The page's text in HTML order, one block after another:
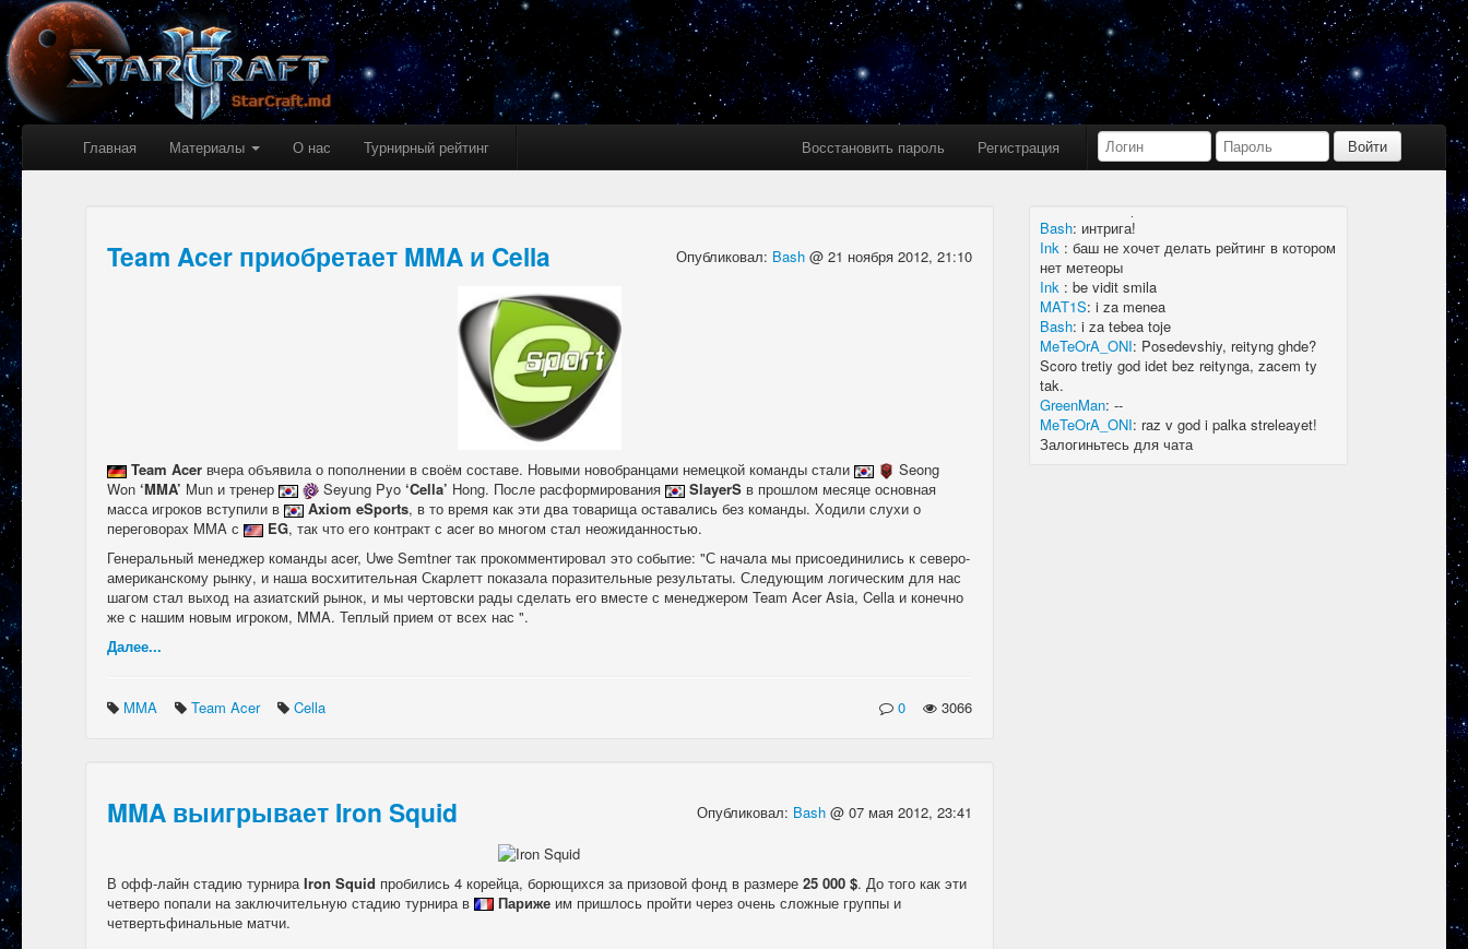
Главная Материалы О нас Турнирный рейтинг Восстановить пароль Регистрация
Team Acer приобретает MMA и Cella Опубликовал: Bash @ 21 ноября 2012, 21:10
Team Acerвчера объявила о пополнении в своём составе. Новыми новобранцами немецкой команды стали
Seong
Won‘MMA’ Mun и тренер Seyung Pyo‘Cella’ Hong. После расформирования SlayerSв прошлом месяце основная
масса игроков вступили в
Axiom eSports, в то время как эти два товарища оставались без команды. Ходили слухи о
переговорах MMA с
EG, так что его контракт с acer во многом стал неожиданностью.
Генеральный менеджер команды acer, Uwe Semtner так прокомментировал это событие: "С начала мы присоединились к северо-
американскому рынку, и наша восхитительная Скарлетт показала поразительные результаты. Следующим логическим для нас
шагом стал выход на азиатский рынок, и мы чертовски рады сделать его вместе с менеджером Team Acer Asia, Cella и конечно
же с нашим новым игроком, MMA. Теплый прием от всех нас ".
Далее...
MMA Team Acer Cella 0 3066
MMA выигрывает Iron Squid Опубликовал: Bash @ 07 мая 2012, 23:41
В офф-лайн стадию турнираIron Squid пробились 4 корейца, борющихся за призовой фонд в размере 25 000 $. До того как эти
четверо попали на заключительную стадию турнира в
Парижеим пришлось пройти через очень сложные группы и
четвертьфинальные матчи.
Bash : limboid, заходил бы в Дискорд не
пропустил бы.
Ink
limboid, сейчас как бы всё сообщество
в дискорде, там всегда инфа самая
актуальная
k7.Gladiator : yoyo
Ink:yoyo
MAT1S
гладиатор = бв нагибатор?
Ink:на 20 лей игратор
Bash: интрига!
Ink :баш не хочет делать рейтинг в котором
нет метеоры
Ink :be vidit smila
MAT1S:i za menea
Bash:i za tebea toje
MeTeOrA_ONI: Posedevshiy, reityng ghde?
Scoro tretiy god idet bez reitynga, zacem ty
tak.
GreenMan:--
MeTeOrA_ONI: raz v god i palka streleayet!
Залогиньтесь для чата